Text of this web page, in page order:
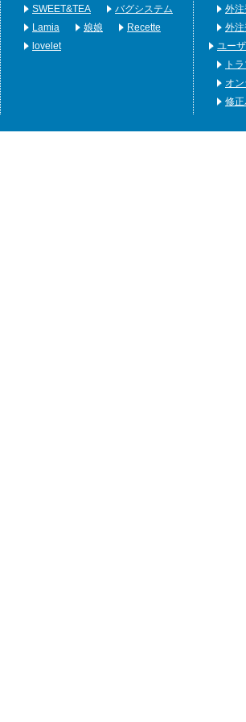
SWEET&TEA
バグシステム
Lamia
娘娘
Recette
lovelet
外
外
ユー
ト
オ
修正